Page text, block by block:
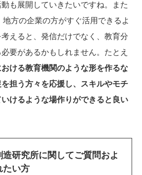
も展開していきたいですね。また
方の企業の方がすぐ活用できるよ
えると、発信だけでなく、教育分
要があるかもしれません。たとえ
ける教育機関のような形を作るな
担う方々を応援し、スキルやモチ
けるような場作りができると良い
研究所に関してご質問およ
たい方